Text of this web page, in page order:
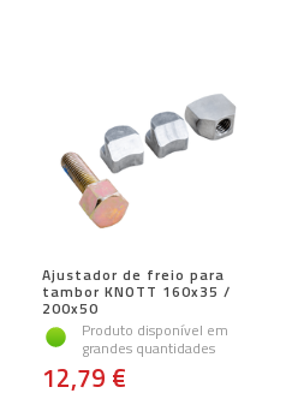
Ajustador de freio para
tambor KNOTT 160x35 /
200x50
Produto disponível em
grandes quantidades
12,79 €